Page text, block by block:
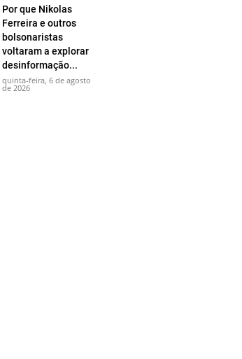
Por que Nikolas
Ferreira e outros
bolsonaristas
voltaram a explorar
desinformação...
quinta-feira, 6 de agosto
de 2026